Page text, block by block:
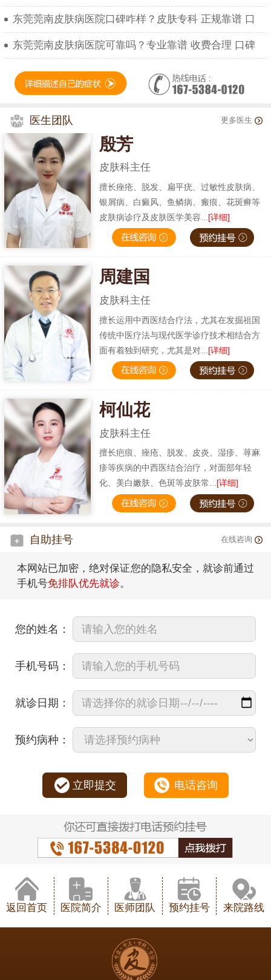
东莞莞南皮肤病医院口碑咋样？皮肤专科 正规靠谱 口
东莞莞南皮肤病医院可靠吗？专业靠谱 收费合理 口碑
医生团队 更多医生
殷芳
皮肤科主任
擅长痤疮、脱发、扁平疣、过敏性皮肤病、
银屑病、白癜风、鱼鳞病、瘢痕、花斑癣等
皮肤病诊疗及皮肤医学美容... [详细]
周建国
皮肤科主任
擅长运用中西医结合疗法，尤其在发掘祖国
传统中医疗法与现代医学诊疗技术相结合方
面有着独到研究，尤其是对... [详细]
柯仙花
皮肤科主任
擅长疤痕、痤疮、脱发、皮炎、湿疹、荨麻
疹等疾病的中西医结合治疗，对面部年轻
化、美白嫩肤、色斑等皮肤常...[详细]
自助挂号 在线咨询
本网站已加密，绝对保证您的隐私安全，就诊前通过
手机号免排队优先就诊。
您的姓名：
手机号码：
就诊日期：
预约病种：
立即提交 电话咨询
返回首页 医院简介 医师团队 预约挂号 来院路线